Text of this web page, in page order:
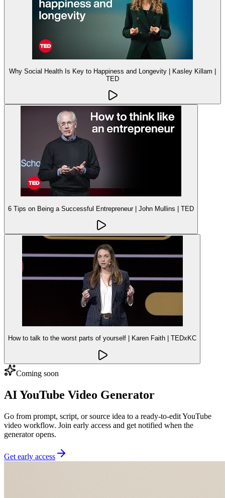
Why Social Health Is Key to Happiness and Longevity | Kasley Killam |
TED
6 Tips on Being a Successful Entrepreneur | John Mullins | TED
How to talk to the worst parts of yourself | Karen Faith | TEDxKC
Coming soon
AI YouTube Video Generator
Go from prompt, script, or source idea to a ready-to-edit YouTube
video workflow. Join early access and get notified when the
generator opens.
Get early access